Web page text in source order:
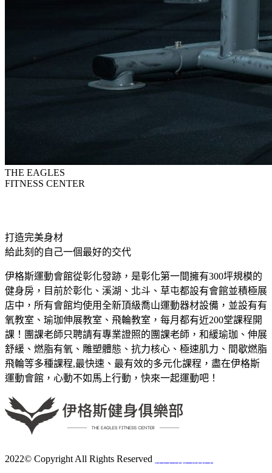
THE EAGLES
FITNESS CENTER
打造完美身材
給此刻的自己一個最好的交代
伊格斯運動會館從彰化發跡，是彰化第一間擁有300坪規模的
健身房，目前於彰化、溪湖、北斗、草屯都設有會館並積極展
店中，所有會館均使用全新頂級喬山運動器材設備，並設有有
氧教室、瑜珈伸展教室、飛輪教室，每月都有近200堂課程開
課！團課老師只聘請有專業證照的團課老師，和緩瑜珈、伸展
舒緩、燃脂有氧、雕塑體態、抗力核心、極速肌力、間歇燃脂
飛輪等多種課程,最快速、最有效的多元化課程，盡在伊格斯
運動會館，心動不如馬上行動，快來一起運動吧！
2022© Copyright All Rights Reserved